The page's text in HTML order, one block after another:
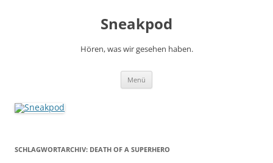
Sneakpod
Hören, was wir gesehen haben.
Menü
SCHLAGWORTARCHIV: DEATH OF A SUPERHERO